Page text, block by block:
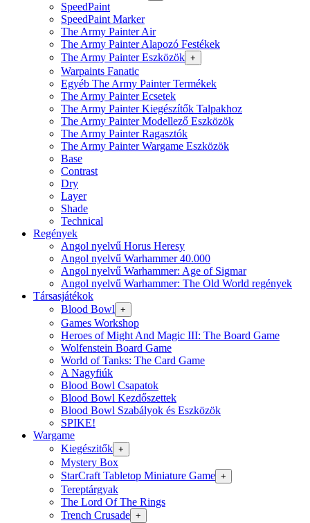
SpeedPaint
SpeedPaint Marker
The Army Painter Air
The Army Painter Alapozó Festékek
The Army Painter Eszközök +
Warpaints Fanatic
Egyéb The Army Painter Termékek
The Army Painter Ecsetek
The Army Painter Kiegészítők Talpakhoz
The Army Painter Modellező Eszközök
The Army Painter Ragasztók
The Army Painter Wargame Eszközök
Base
Contrast
Dry
Layer
Shade
Technical
Regények
Angol nyelvű Horus Heresy
Angol nyelvű Warhammer 40.000
Angol nyelvű Warhammer: Age of Sigmar
Angol nyelvű Warhammer: The Old World regények
Társasjátékok
Blood Bowl +
Games Workshop
Heroes of Might And Magic III: The Board Game
Wolfenstein Board Game
World of Tanks: The Card Game
A Nagyfiúk
Blood Bowl Csapatok
Blood Bowl Kezdőszettek
Blood Bowl Szabályok és Eszközök
SPIKE!
Wargame
Kiegészitők +
Mystery Box
StarCraft Tabletop Miniature Game +
Tereptárgyak
The Lord Of The Rings
Trench Crusade +